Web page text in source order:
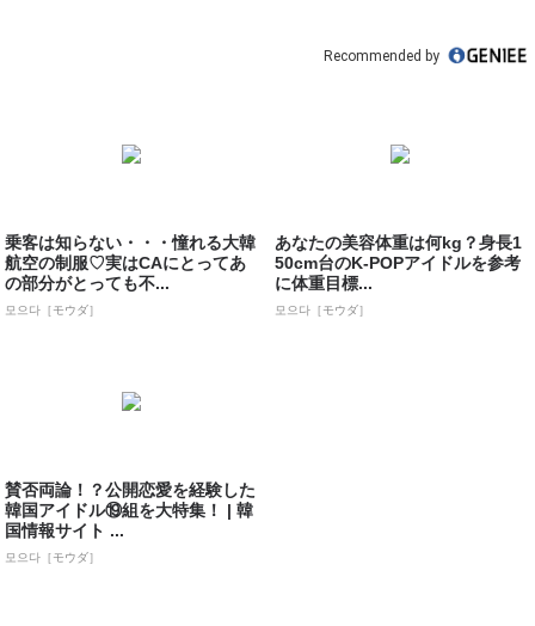
Recommended by
乗客は知らない・・・憧れる大韓
航空の制服♡実はCAにとってあ
の部分がとっても不...
모으다［モウダ］
あなたの美容体重は何kg？身長1
50cm台のK-POPアイドルを参考
に体重目標...
모으다［モウダ］
賛否両論！？公開恋愛を経験した
韓国アイドル⑲組を大特集！ | 韓
国情報サイト ...
모으다［モウダ］